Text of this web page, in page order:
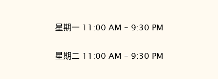
星期一 11:00 AM – 9:30 PM
星期二 11:00 AM – 9:30 PM